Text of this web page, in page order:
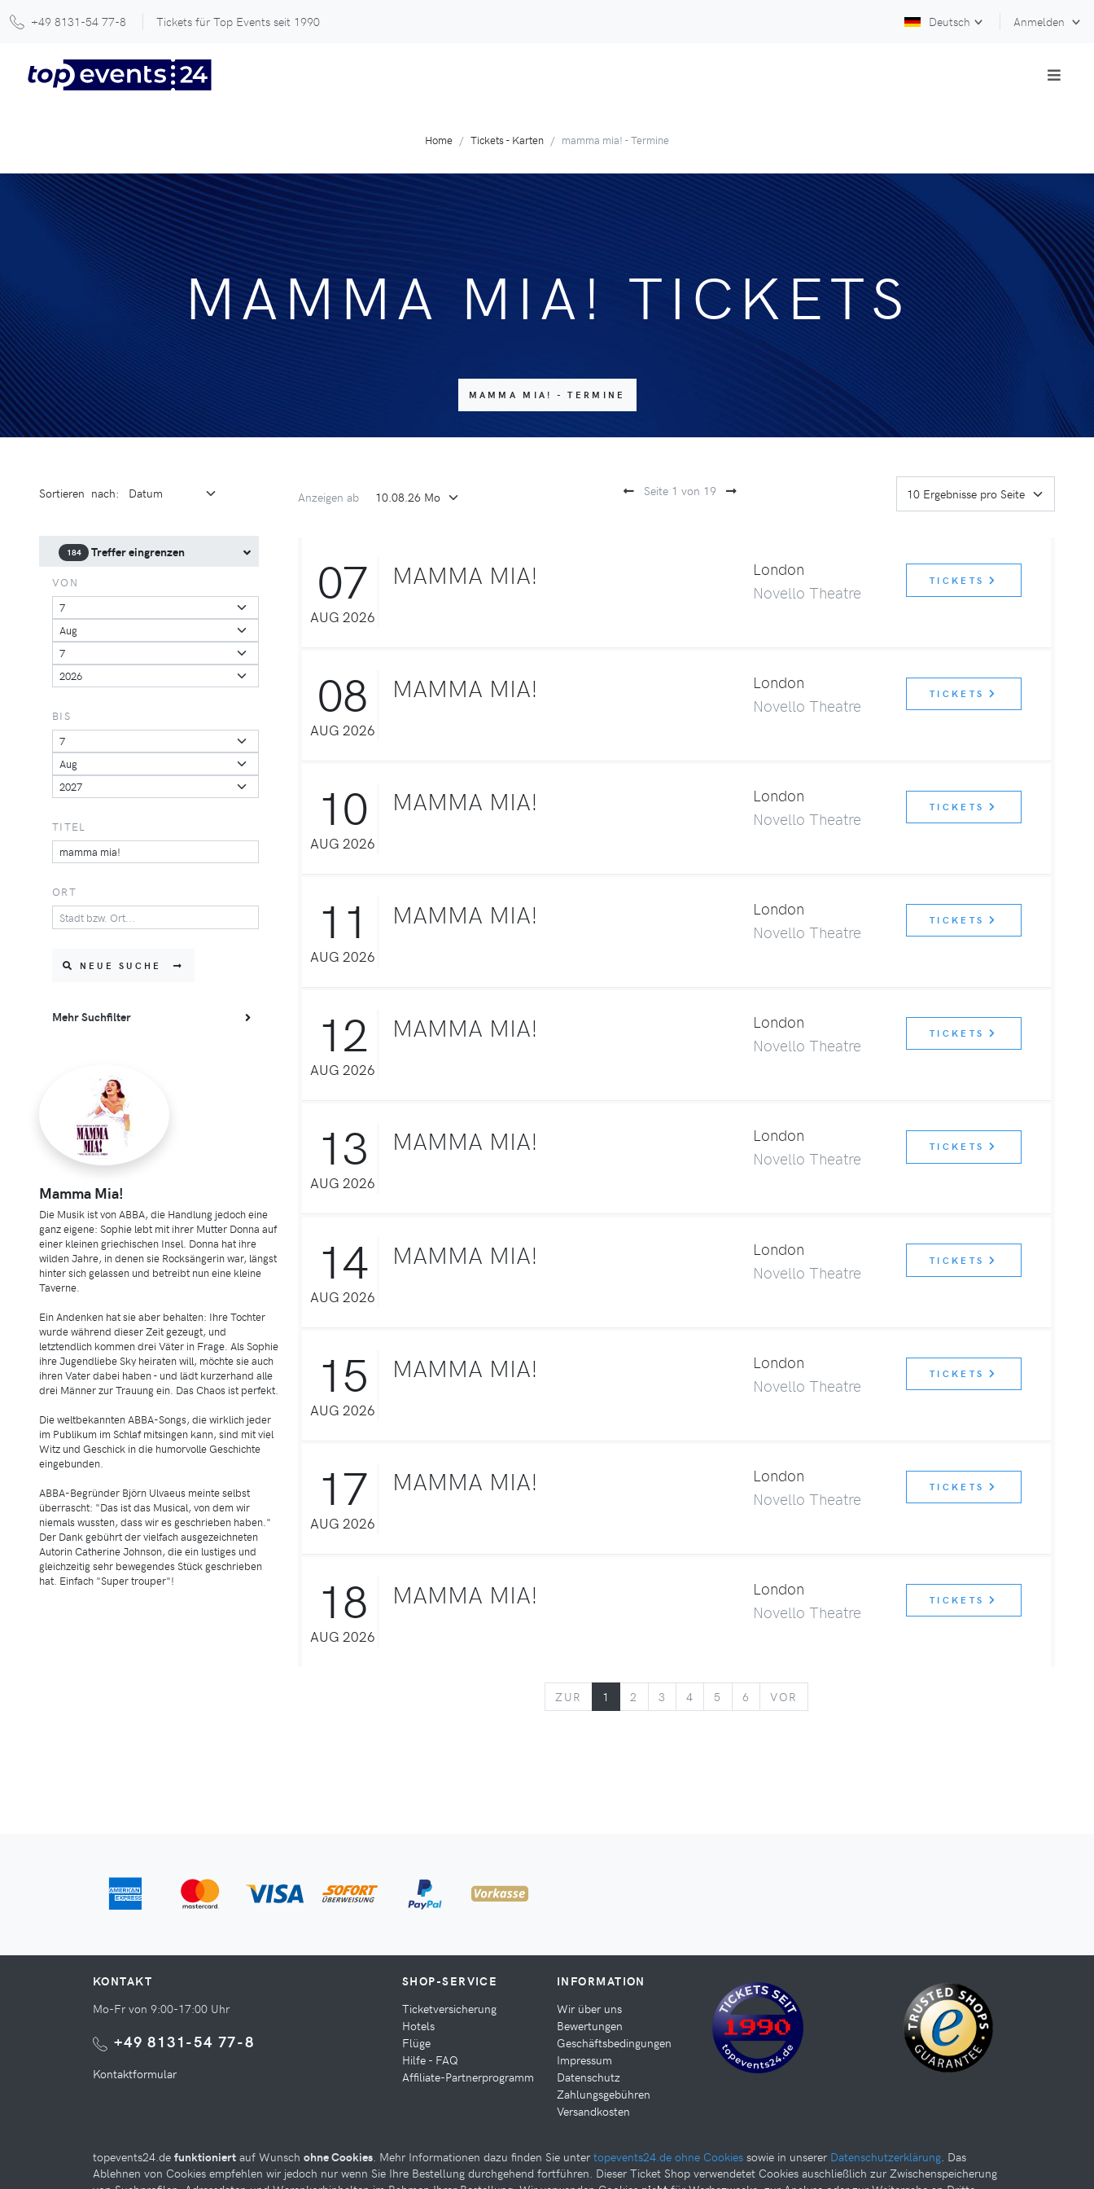
+49 8131-54 77-8 Tickets für Top Events seit 1990 Deutsch Anmelden
Home Tickets - Karten mamma mia! - Termine
MAMMA MIA! TICKETS
MAMMA MIA! - TERMINE
Anzeigen ab Seite 1 von 19
07
AUG 2026
MAMMA MIA!
London
Novello Theatre
TICKETS
08
AUG 2026
MAMMA MIA!
London
Novello Theatre
TICKETS
10
AUG 2026
MAMMA MIA!
London
Novello Theatre
TICKETS
11
AUG 2026
MAMMA MIA!
London
Novello Theatre
TICKETS
12
AUG 2026
MAMMA MIA!
London
Novello Theatre
TICKETS
13
AUG 2026
MAMMA MIA!
London
Novello Theatre
TICKETS
14
AUG 2026
MAMMA MIA!
London
Novello Theatre
TICKETS
15
AUG 2026
MAMMA MIA!
London
Novello Theatre
TICKETS
17
AUG 2026
MAMMA MIA!
London
Novello Theatre
TICKETS
18
AUG 2026
MAMMA MIA!
London
Novello Theatre
TICKETS
ZUR ZURÜCK
1 2 3 4 5 6 VOR
Sortieren nach:
184 Treffer eingrenzen
VON
BIS
TITEL
ORT
NEUE SUCHE
Mehr Suchfilter
Mamma Mia!
Die Musik ist von ABBA, die Handlung jedoch eine
ganz eigene: Sophie lebt mit ihrer Mutter Donna auf
einer kleinen griechischen Insel. Donna hat ihre
wilden Jahre, in denen sie Rocksängerin war, längst
hinter sich gelassen und betreibt nun eine kleine
Taverne.
Ein Andenken hat sie aber behalten: Ihre Tochter
wurde während dieser Zeit gezeugt, und
letztendlich kommen drei Väter in Frage. Als Sophie
ihre Jugendliebe Sky heiraten will, möchte sie auch
ihren Vater dabei haben - und lädt kurzerhand alle
drei Männer zur Trauung ein. Das Chaos ist perfekt.
Die weltbekannten ABBA-Songs, die wirklich jeder
im Publikum im Schlaf mitsingen kann, sind mit viel
Witz und Geschick in die humorvolle Geschichte
eingebunden.
ABBA-Begründer Björn Ulvaeus meinte selbst
überrascht: "Das ist das Musical, von dem wir
niemals wussten, dass wir es geschrieben haben."
Der Dank gebührt der vielfach ausgezeichneten
Autorin Catherine Johnson, die ein lustiges und
gleichzeitig sehr bewegendes Stück geschrieben
hat. Einfach "Super trouper"!
KONTAKT
Mo-Fr von 9:00-17:00 Uhr
+49 8131-54 77-8
Kontaktformular
SHOP-SERVICE
Ticketversicherung
Hotels
Flüge
Hilfe - FAQ
Affiliate-Partnerprogramm
INFORMATION
Wir über uns
Bewertungen
Geschäftsbedingungen
Impressum
Datenschutz
Zahlungsgebühren
Versandkosten
Diese Website kann Cookies verwenden. Bitte nehmen Sie weiter unten Ihre
topevents24.de funktioniert auf Wunsch ohne Cookies . Mehr Informationen dazu finden Sie unter topevents24.de ohne Cookies sowie in unserer Datenschutzerklärung . Das
Ablehnen von Cookies empfehlen wir jedoch nur wenn Sie Ihre Bestellung durchgehend fortführen. Dieser Ticket Shop verwendetet Cookies auschließlich zur Zwischenspeicherung